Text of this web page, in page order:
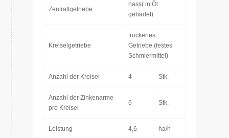
Zentrallgetriebe
nass( in Öl
gebadet)
Kreiselgetriebe
trockenes
Getriebe (festes
Schmiermittel)
Anzahl der Kreisel 4 Stk.
Anzahl der Zinkenarme
pro Kreisel
6 Stk.
Leistung 4,6 ha/h